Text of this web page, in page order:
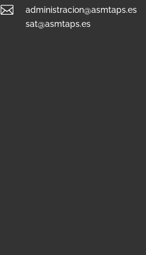

administracion@asmtaps.es
sat@asmtaps.es